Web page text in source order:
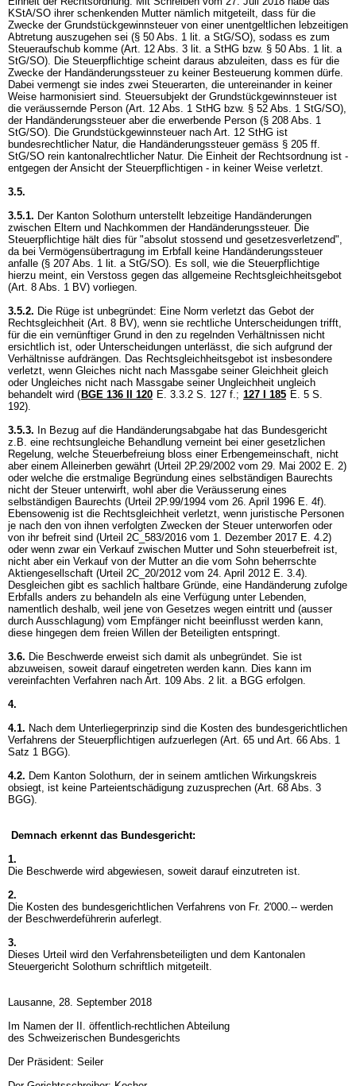
KStA/SO ihrer schenkenden Mutter nämlich mitgeteilt, dass für die
Zwecke der Grundstückgewinnsteuer von einer unentgeltlichen lebzeitigen
Abtretung auszugehen sei (§ 50 Abs. 1 lit. a StG/SO), sodass es zum
Steueraufschub komme (Art. 12 Abs. 3 lit. a StHG bzw. § 50 Abs. 1 lit. a
StG/SO). Die Steuerpflichtige scheint daraus abzuleiten, dass es für die
Zwecke der Handänderungssteuer zu keiner Besteuerung kommen dürfe.
Dabei vermengt sie indes zwei Steuerarten, die untereinander in keiner
Weise harmonisiert sind. Steuersubjekt der Grundstückgewinnsteuer ist
die veräussernde Person (Art. 12 Abs. 1 StHG bzw. § 52 Abs. 1 StG/SO),
der Handänderungssteuer aber die erwerbende Person (§ 208 Abs. 1
StG/SO). Die Grundstückgewinnsteuer nach Art. 12 StHG ist
bundesrechtlicher Natur, die Handänderungssteuer gemäss § 205 ff.
StG/SO rein kantonalrechtlicher Natur. Die Einheit der Rechtsordnung ist -
entgegen der Ansicht der Steuerpflichtigen - in keiner Weise verletzt.
3.5.
3.5.1. Der Kanton Solothurn unterstellt lebzeitige Handänderungen
zwischen Eltern und Nachkommen der Handänderungssteuer. Die
Steuerpflichtige hält dies für "absolut stossend und gesetzesverletzend",
da bei Vermögensübertragung im Erbfall keine Handänderungssteuer
anfalle (§ 207 Abs. 1 lit. a StG/SO). Es soll, wie die Steuerpflichtige
hierzu meint, ein Verstoss gegen das allgemeine Rechtsgleichheitsgebot
(Art. 8 Abs. 1 BV) vorliegen.
3.5.2. Die Rüge ist unbegründet: Eine Norm verletzt das Gebot der
Rechtsgleichheit (Art. 8 BV), wenn sie rechtliche Unterscheidungen trifft,
für die ein vernünftiger Grund in den zu regelnden Verhältnissen nicht
ersichtlich ist, oder Unterscheidungen unterlässt, die sich aufgrund der
Verhältnisse aufdrängen. Das Rechtsgleichheitsgebot ist insbesondere
verletzt, wenn Gleiches nicht nach Massgabe seiner Gleichheit gleich
oder Ungleiches nicht nach Massgabe seiner Ungleichheit ungleich
behandelt wird ( BGE 136 II 120 E. 3.3.2 S. 127 f.; 127 I 185 E. 5 S.
192).
3.5.3. In Bezug auf die Handänderungsabgabe hat das Bundesgericht
z.B. eine rechtsungleiche Behandlung verneint bei einer gesetzlichen
Regelung, welche Steuerbefreiung bloss einer Erbengemeinschaft, nicht
aber einem Alleinerben gewährt (Urteil 2P.29/2002 vom 29. Mai 2002 E. 2)
oder welche die erstmalige Begründung eines selbständigen Baurechts
nicht der Steuer unterwirft, wohl aber die Veräusserung eines
selbständigen Baurechts (Urteil 2P.99/1994 vom 26. April 1996 E. 4f).
Ebensowenig ist die Rechtsgleichheit verletzt, wenn juristische Personen
je nach den von ihnen verfolgten Zwecken der Steuer unterworfen oder
von ihr befreit sind (Urteil 2C_583/2016 vom 1. Dezember 2017 E. 4.2)
oder wenn zwar ein Verkauf zwischen Mutter und Sohn steuerbefreit ist,
nicht aber ein Verkauf von der Mutter an die vom Sohn beherrschte
Aktiengesellschaft (Urteil 2C_20/2012 vom 24. April 2012 E. 3.4).
Desgleichen gibt es sachlich haltbare Gründe, eine Handänderung zufolge
Erbfalls anders zu behandeln als eine Verfügung unter Lebenden,
namentlich deshalb, weil jene von Gesetzes wegen eintritt und (ausser
durch Ausschlagung) vom Empfänger nicht beeinflusst werden kann,
diese hingegen dem freien Willen der Beteiligten entspringt.
3.6. Die Beschwerde erweist sich damit als unbegründet. Sie ist
abzuweisen, soweit darauf eingetreten werden kann. Dies kann im
vereinfachten Verfahren nach Art. 109 Abs. 2 lit. a BGG erfolgen.
4.
4.1. Nach dem Unterliegerprinzip sind die Kosten des bundesgerichtlichen
Verfahrens der Steuerpflichtigen aufzuerlegen (Art. 65 und Art. 66 Abs. 1
Satz 1 BGG).
4.2. Dem Kanton Solothurn, der in seinem amtlichen Wirkungskreis
obsiegt, ist keine Parteientschädigung zuzusprechen (Art. 68 Abs. 3
BGG).
Demnach erkennt das Bundesgericht:
1.
Die Beschwerde wird abgewiesen, soweit darauf einzutreten ist.
2.
Die Kosten des bundesgerichtlichen Verfahrens von Fr. 2'000.-- werden
der Beschwerdeführerin auferlegt.
3.
Dieses Urteil wird den Verfahrensbeteiligten und dem Kantonalen
Steuergericht Solothurn schriftlich mitgeteilt.
Lausanne, 28. September 2018
Im Namen der II. öffentlich-rechtlichen Abteilung
des Schweizerischen Bundesgerichts
Der Präsident: Seiler